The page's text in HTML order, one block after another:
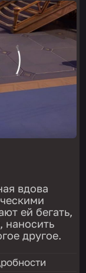
вдова
ей бегать,
наносить
другое.